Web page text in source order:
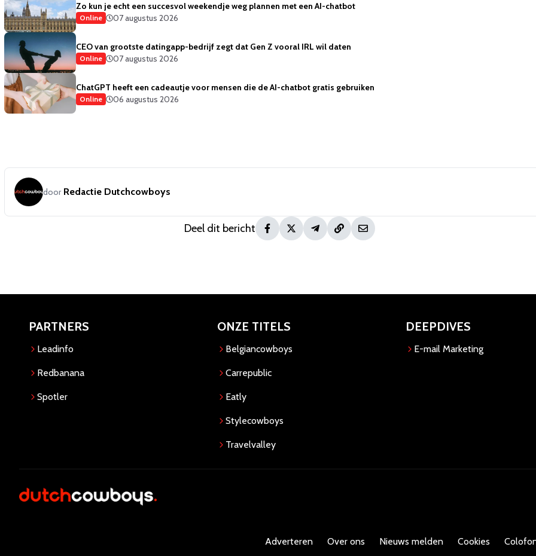
Zo kun je echt een succesvol weekendje weg plannen met een AI-chatbot
Online 07 augustus 2026
CEO van grootste datingapp-bedrijf zegt dat Gen Z vooral IRL wil daten
Online 07 augustus 2026
ChatGPT heeft een cadeautje voor mensen die de AI-chatbot gratis gebruiken
Online 06 augustus 2026
door Redactie Dutchcowboys
Deel dit bericht
PARTNERS
Leadinfo
Redbanana
Spotler
ONZE TITELS
Belgiancowboys
Carrepublic
Eatly
Stylecowboys
Travelvalley
DEEPDIVES
E-mail Marketing
Adverteren Over ons Nieuws melden Cookies